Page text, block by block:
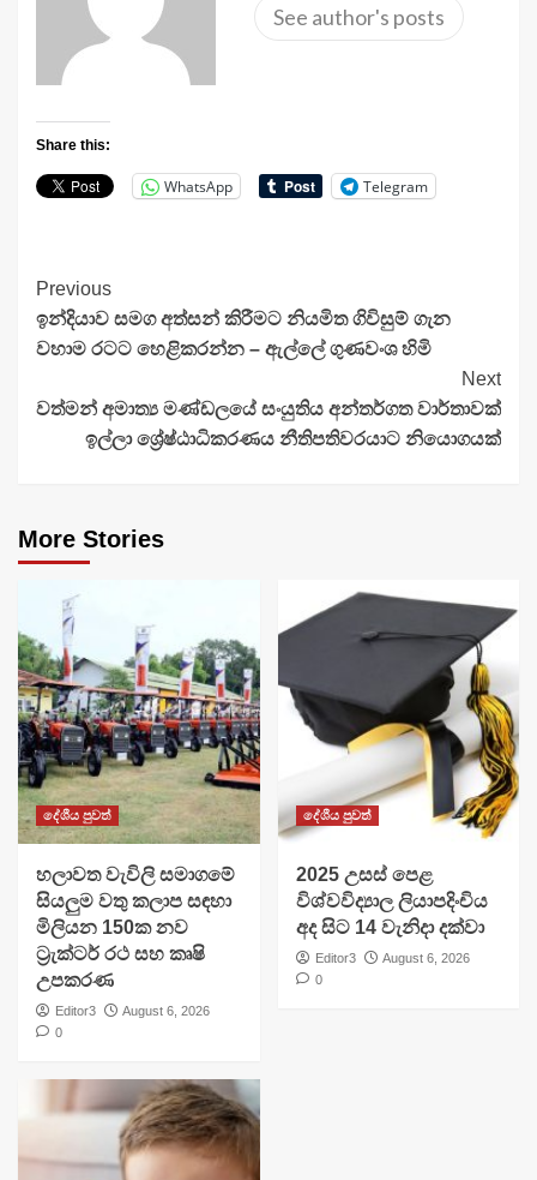
See author's posts
Share this:
WhatsApp Telegram
Continue
Reading
Previous
ඉන්දියාව සමග අත්සන් කිරීමට නියමිත ගිවිසුම් ගැන
වහාම රටට හෙළිකරන්න – ඇල්ලේ ගුණවංශ හිමි
Next
වත්මන් අමාත්‍ය මණ්ඩලයේ සංයුතිය අන්තර්ගත වාර්තාවක්
ඉල්ලා ශ්‍රේෂ්ඨාධිකරණය නීතිපතිවරයාට නියොගයක්
More Stories
දේශීය පුවත්
හලාවත වැවිලි සමාගමේ
සියලුම වතු කලාප සඳහා
මිලියන 150ක නව
ට්‍රැක්ටර් රථ සහ කෘෂි
උපකරණ
Editor3
August 6, 2026
0
දේශීය පුවත්
​2025 උසස් පෙළ
විශ්වවිද්‍යාල ලියාපදිංචිය
අද සිට 14 වැනිදා දක්වා
Editor3
August 6, 2026
0